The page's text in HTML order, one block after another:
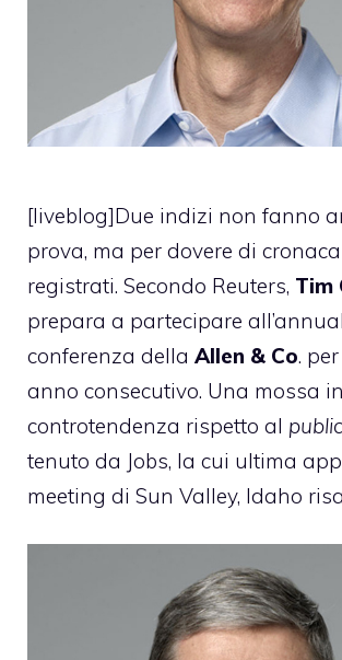
[liveblog]Due indizi non fanno
prova, ma per dovere di
registrati. Secondo Reuters, Tim
prepara a partecipare
conferenza della Allen & Co.
anno consecutivo. Una mossa in
controtendenza rispetto al
tenuto da Jobs, la cui ultima
meeting di Sun Valley, Idaho